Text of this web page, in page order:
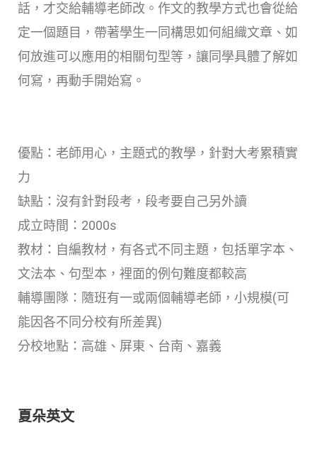
話，才交給輔導老師改。作文的教學方式也會從給
定一個題目，帶著學生一同構思如何組織文章、如
何放進可以應用的相關句型等，讓同學具體了解如
何寫，再動手開始寫。
優點：老師用心，主題式的教學，針對大考累積實
力
缺點：沒有針對段考，段考要自己另外讀
成立時間：2000s
教材：自編教材，有各式不同主題，包括單字本、
文法本、句型本，裡面的例句難度都較高
輔導團隊：隨班有一或兩個輔導老師，小規模(可
能因各不同分校有所差異)
分校地點：高雄、屏東、台南、嘉義
夏朵英文